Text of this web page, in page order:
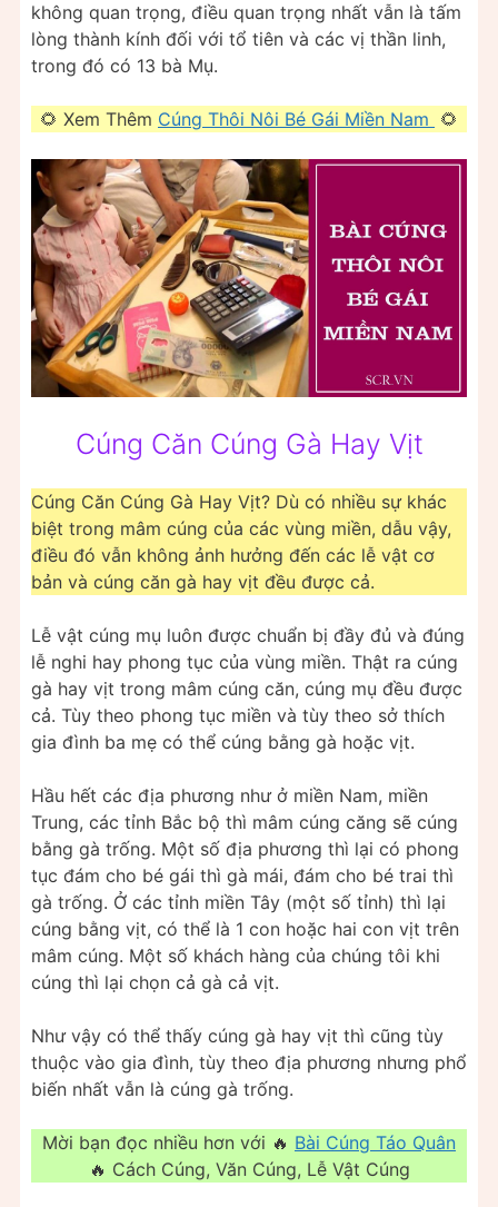
không quan trọng, điều quan trọng nhất vẫn là tấm
lòng thành kính đối với tổ tiên và các vị thần linh,
trong đó có 13 bà Mụ.
🌻 Xem Thêm Cúng Thôi Nôi Bé Gái Miền Nam 🌻
Cúng Căn Cúng Gà Hay Vịt
Cúng Căn Cúng Gà Hay Vịt? Dù có nhiều sự khác
biệt trong mâm cúng của các vùng miền, dẫu vậy,
điều đó vẫn không ảnh hưởng đến các lễ vật cơ
bản và cúng căn gà hay vịt đều được cả.
Lễ vật cúng mụ luôn được chuẩn bị đầy đủ và đúng
lễ nghi hay phong tục của vùng miền. Thật ra cúng
gà hay vịt trong mâm cúng căn, cúng mụ đều được
cả. Tùy theo phong tục miền và tùy theo sở thích
gia đình ba mẹ có thể cúng bằng gà hoặc vịt.
Hầu hết các địa phương như ở miền Nam, miền
Trung, các tỉnh Bắc bộ thì mâm cúng căng sẽ cúng
bằng gà trống. Một số địa phương thì lại có phong
tục đám cho bé gái thì gà mái, đám cho bé trai thì
gà trống. Ở các tỉnh miền Tây (một số tỉnh) thì lại
cúng bằng vịt, có thể là 1 con hoặc hai con vịt trên
mâm cúng. Một số khách hàng của chúng tôi khi
cúng thì lại chọn cả gà cả vịt.
Như vậy có thể thấy cúng gà hay vịt thì cũng tùy
thuộc vào gia đình, tùy theo địa phương nhưng phổ
biến nhất vẫn là cúng gà trống.
Mời bạn đọc nhiều hơn với 🔥 Bài Cúng Táo Quân
🔥 Cách Cúng, Văn Cúng, Lễ Vật Cúng